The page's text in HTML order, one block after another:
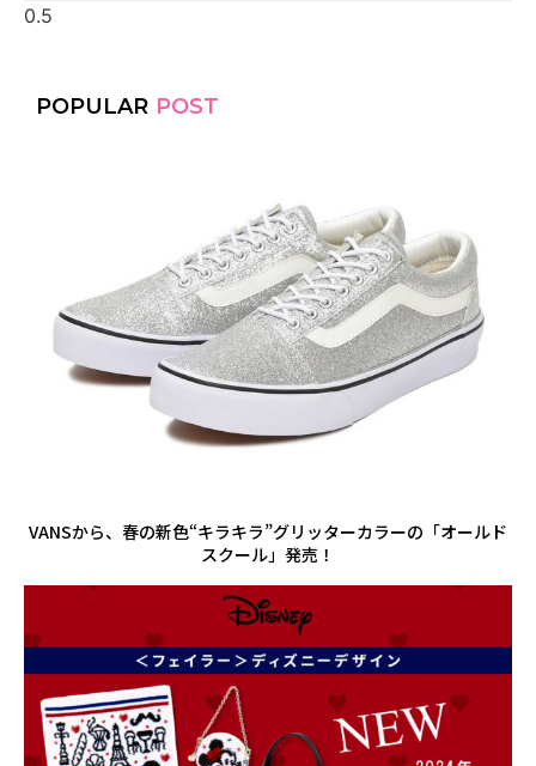
POPULAR POST
VANSから、春の新色“キラキラ”グリッターカラーの「オールド
スクール」発売！